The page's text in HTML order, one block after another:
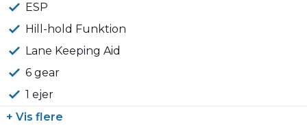
ESP
Hill-hold Funktion
Lane Keeping Aid
6 gear
1 ejer
+ Vis flere